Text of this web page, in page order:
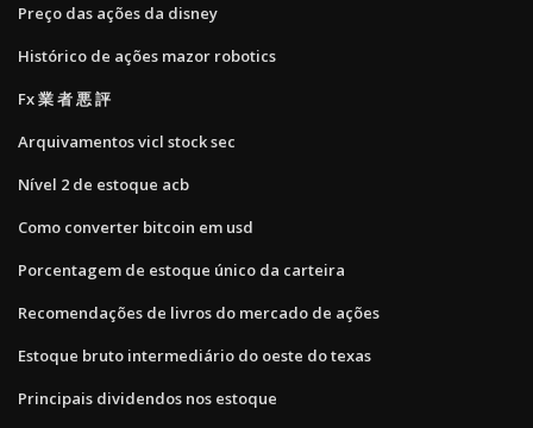
Preço das ações da disney
Histórico de ações mazor robotics
Fx 業 者 悪 評
Arquivamentos vicl stock sec
Nível 2 de estoque acb
Como converter bitcoin em usd
Porcentagem de estoque único da carteira
Recomendações de livros do mercado de ações
Estoque bruto intermediário do oeste do texas
Principais dividendos nos estoque